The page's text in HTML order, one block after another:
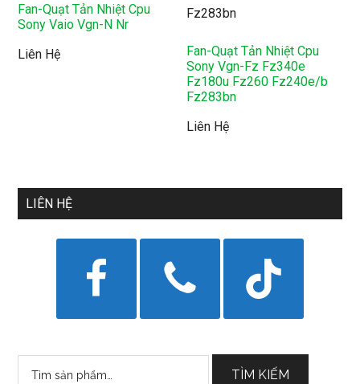
Fan-Quạt Tản Nhiệt Cpu
Sony Vaio Vgn-N Nr
Liên Hệ
Fan-Quạt Tản Nhiệt Cpu
Sony Vgn-Fz Fz340e
Fz180u Fz260 Fz240e/b
Fz283bn
Liên Hệ
LIÊN HỆ
TÌM KIẾM